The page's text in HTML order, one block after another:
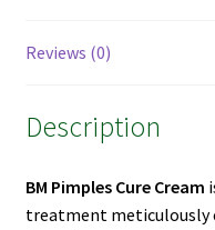
Reviews (0)
Description
BM Pimples Cure Cream
treatment meticulously